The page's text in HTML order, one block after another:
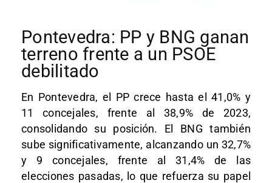
Pontevedra: PP y BNG ganan
terreno frente a un PSOE
debilitado
En Pontevedra, el PP crece hasta el 41,0% y
11 concejales, frente al 38,9% de 2023,
consolidando su posición. El BNG también
sube significativamente, alcanzando un 32,7%
y 9 concejales, frente al 31,4% de las
elecciones pasadas, lo que refuerza su papel